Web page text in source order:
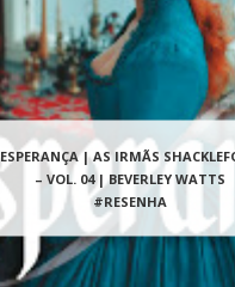
ESPERANÇA | AS IRMÃS
– VOL. 04 | BEVERLEY WATTS
#RESENHA